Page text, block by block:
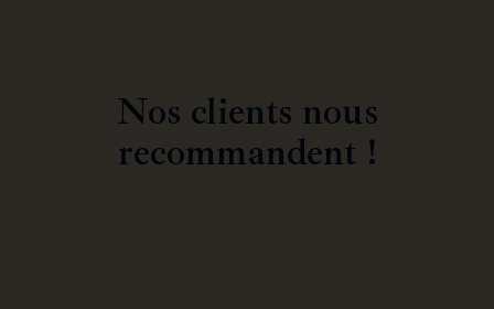
Nos clients nous
recommandent !